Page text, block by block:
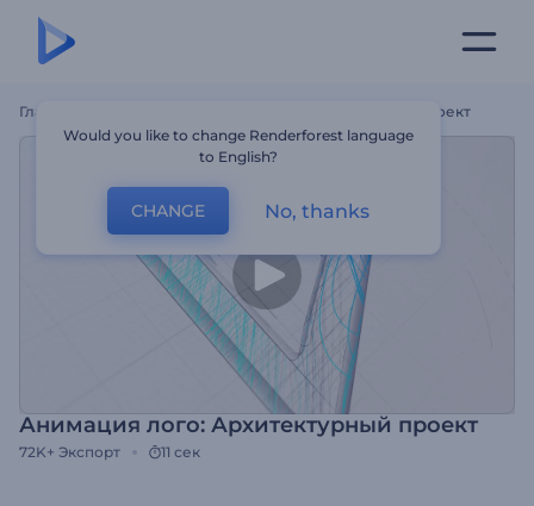
Главная Анимация Лого: Архитектурный Проект
Анимация лого: Архитектурный проект
72K+ Экспорт 11 сек
Would you like to change Renderforest language
to English?
CHANGE No, thanks